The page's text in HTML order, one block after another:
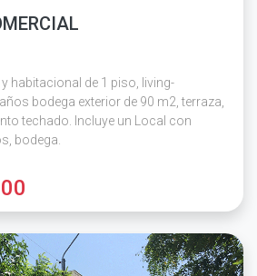
habitacional de 1 piso, living-
bodega exterior de 90 m2, terraza,
techado. Incluye un Local con
bodega.